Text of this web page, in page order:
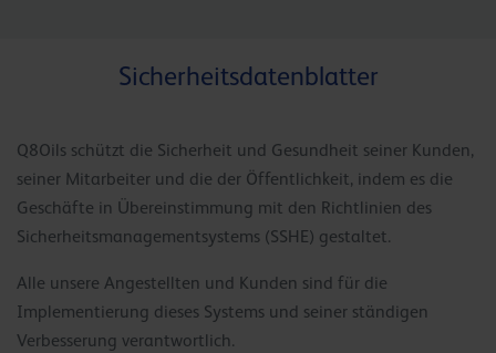
Sicherheitsdatenblatter
Q8Oils schützt die Sicherheit und Gesundheit seiner Kunden,
seiner Mitarbeiter und die der Öffentlichkeit, indem es die
Geschäfte in Übereinstimmung mit den Richtlinien des
Sicherheitsmanagementsystems (SSHE) gestaltet.
Alle unsere Angestellten und Kunden sind für die
Implementierung dieses Systems und seiner ständigen
Verbesserung verantwortlich.